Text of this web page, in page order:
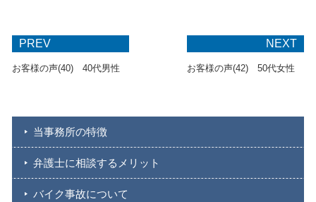
PREV
お客様の声(40) 40代男性
NEXT
お客様の声(42) 50代女性
当事務所の特徴
弁護士に相談するメリット
バイク事故について